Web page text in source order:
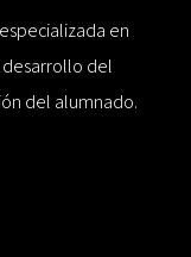
en
del
del alumnado.